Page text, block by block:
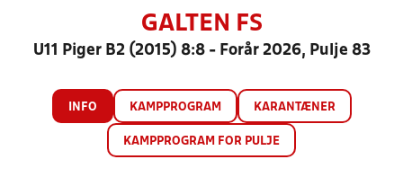
GALTEN FS
U11 Piger B2 (2015) 8:8 - Forår 2026, Pulje 83
INFO KAMPPROGRAM KARANTÆNER
KAMPPROGRAM FOR PULJE